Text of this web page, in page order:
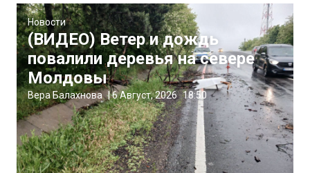
Новости
(ВИДЕО) Ветер и дождь
повалили деревья на севере
Молдовы
Вера Балахнова |6 Август, 2026 18:50